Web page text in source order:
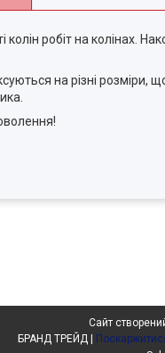
робіт на колінах.
на різні
Сайт